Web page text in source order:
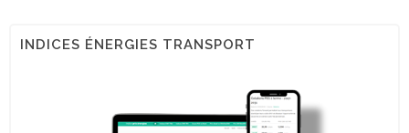
INDICES ÉNERGIES TRANSPORT